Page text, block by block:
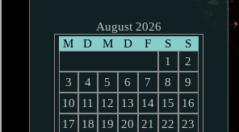
August 2026
M
D M D F S
S
1
2
3
4 5 6 7 8
9
10
11 12 13 14 15
16
17
18 19 20 21 22
23